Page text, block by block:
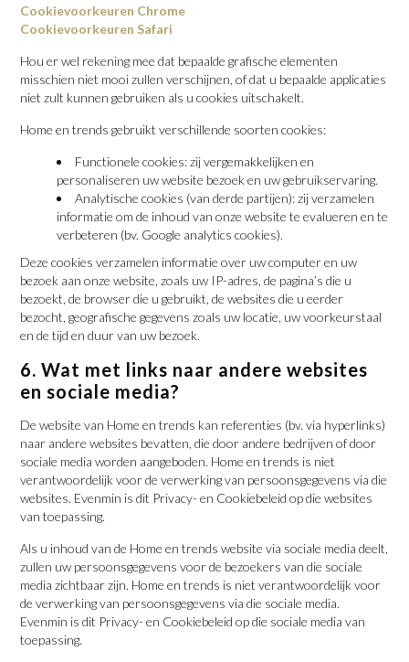
Cookievoorkeuren Chrome
Cookievoorkeuren Safari
Hou er wel rekening mee dat bepaalde grafische elementen
misschien niet mooi zullen verschijnen, of dat u bepaalde applicaties
niet zult kunnen gebruiken als u cookies uitschakelt.
Home en trends gebruikt verschillende soorten cookies:
Functionele cookies: zij vergemakkelijken en
personaliseren uw website bezoek en uw gebruikservaring.
Analytische cookies (van derde partijen): zij verzamelen
informatie om de inhoud van onze website te evalueren en te
verbeteren (bv. Google analytics cookies).
Deze cookies verzamelen informatie over uw computer en uw
bezoek aan onze website, zoals uw IP-adres, de pagina’s die u
bezoekt, de browser die u gebruikt, de websites die u eerder
bezocht, geografische gegevens zoals uw locatie, uw voorkeurstaal
en de tijd en duur van uw bezoek.
6. Wat met links naar andere websites
en sociale media?
De website van Home en trends kan referenties (bv. via hyperlinks)
naar andere websites bevatten, die door andere bedrijven of door
sociale media worden aangeboden. Home en trends is niet
verantwoordelijk voor de verwerking van persoonsgegevens via die
websites. Evenmin is dit Privacy- en Cookiebeleid op die websites
van toepassing.
Als u inhoud van de Home en trends website via sociale media deelt,
zullen uw persoonsgegevens voor de bezoekers van die sociale
media zichtbaar zijn. Home en trends is niet verantwoordelijk voor
de verwerking van persoonsgegevens via die sociale media.
Evenmin is dit Privacy- en Cookiebeleid op die sociale media van
toepassing.